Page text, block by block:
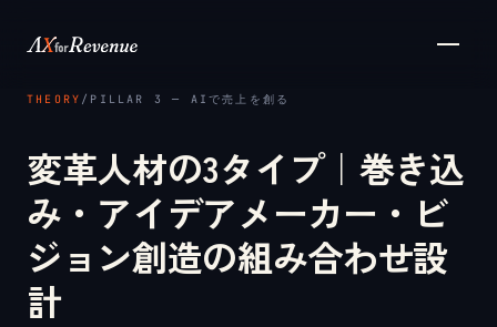
THEORY / PILLAR 3 ─ AIで売上を創る
変革人材の3タイプ｜巻き込
み・アイデアメーカー・ビ
ジョン創造の組み合わせ設
計